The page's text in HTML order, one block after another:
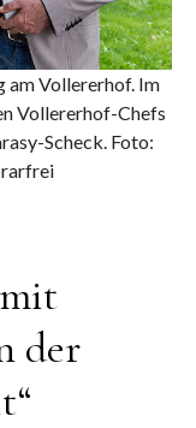
am Vollererhof. Im
Vollererhof-Chefs
Scheck. Foto:
der